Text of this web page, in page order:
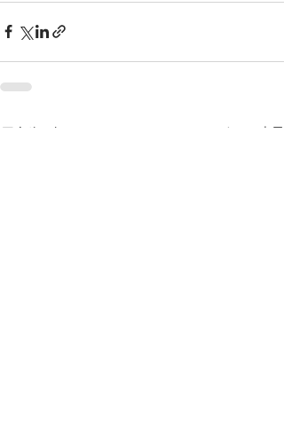
すべて表示